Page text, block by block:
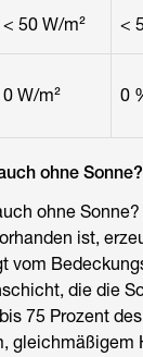
< 50 W/m² <
0 W/m² 0
ohne Sonne?
ohne
ist,
vom
die die
75 Prozent
gleichmäßigem